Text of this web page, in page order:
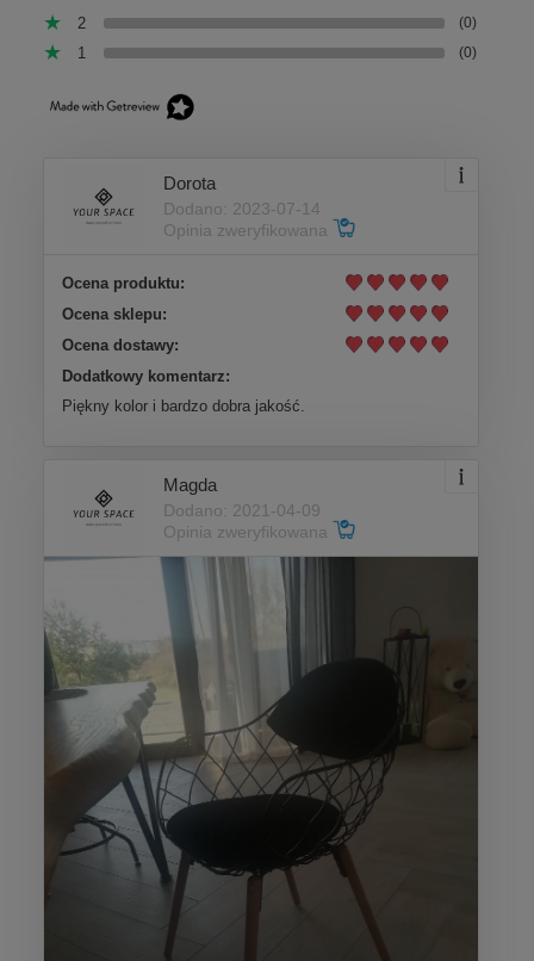
2 (0)
1 (0)
Dorota
Dodano: 2023-07-14
Opinia zweryfikowana
Ocena produktu:
Ocena sklepu:
Ocena dostawy:
Dodatkowy komentarz:
Piękny kolor i bardzo dobra jakość.
Magda
Dodano: 2021-04-09
Opinia zweryfikowana